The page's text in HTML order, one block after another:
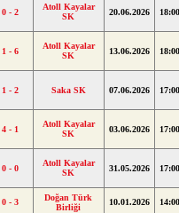
0 - 2
Atoll Kayalar
SK
20.06.2026 18:00
1 - 6
Atoll Kayalar
SK
13.06.2026 18:00
1 - 2 Saka SK 07.06.2026 17:00
4 - 1
Atoll Kayalar
SK
03.06.2026 17:00
0 - 0
Atoll Kayalar
SK
31.05.2026 17:00
0 - 3
Doğan Türk
Birliği
10.01.2026 14:00